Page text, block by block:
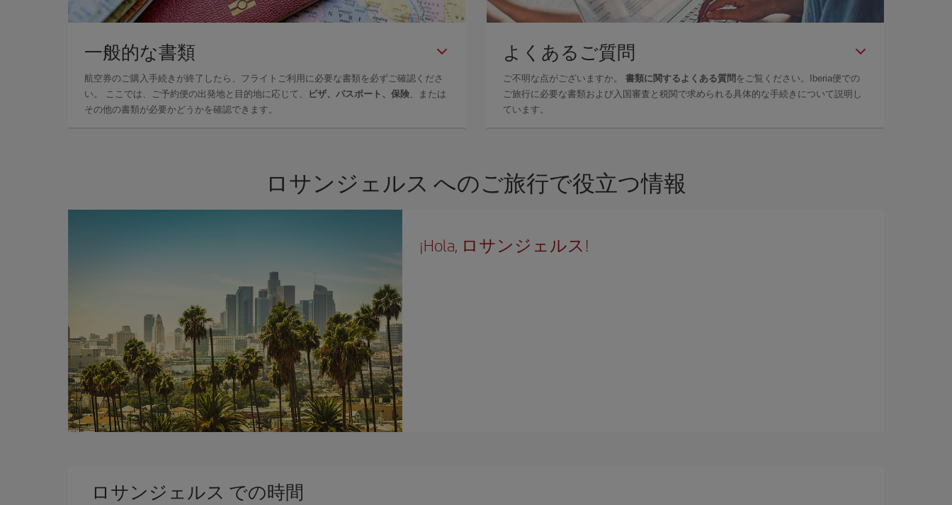
一般的な書類
航空券のご購入手続きが終了したら、フライトご利用に必要な書類を必ずご確認くださ
い。 ここでは、ご予約便の出発地と目的地に応じて、
ビザ、パスポート、保険 、または
その他の書類が必要かどうかを確認できます。
よくあるご質問
ご不明な点がございますか。 書類に関するよくある質問 をご覧ください。Iberia便での
ご旅行に必要な書類および入国審査と税関で求められる具体的な手続きについて説明し
ています。
ロサンジェルス へのご旅行で役立つ情報
¡Hola, ロサンジェルス!
ロサンジェルス での時間